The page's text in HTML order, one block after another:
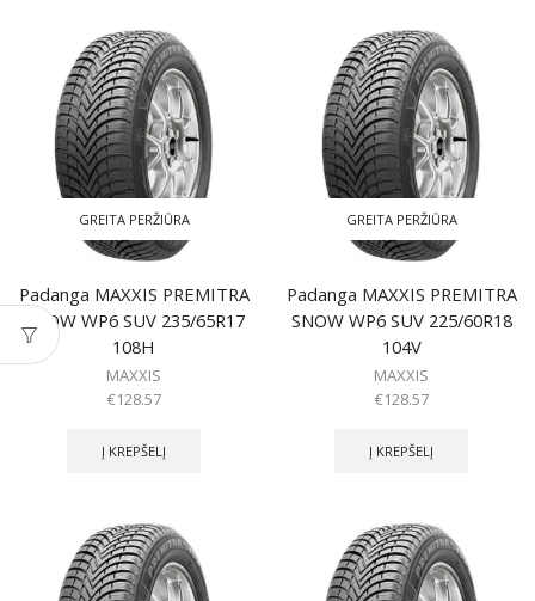
GREITA PERŽIŪRA
Padanga MAXXIS PREMITRA
SNOW WP6 SUV 235/65R17
108H
MAXXIS
€128.57
Į KREPŠELĮ
GREITA PERŽIŪRA
Padanga MAXXIS PREMITRA
SNOW WP6 SUV 225/60R18
104V
MAXXIS
€128.57
Į KREPŠELĮ